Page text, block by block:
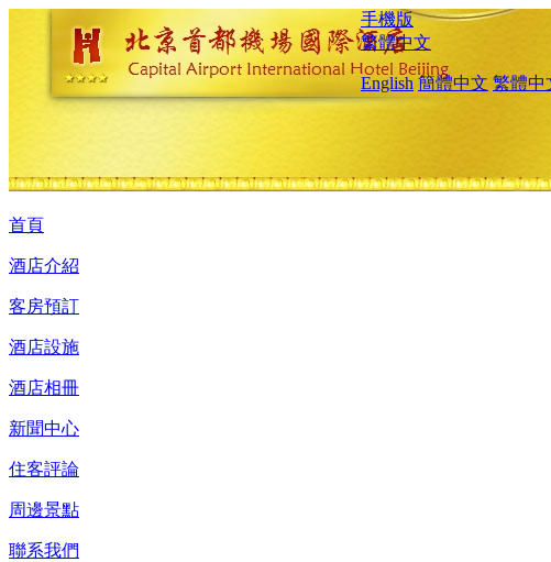
手機版
繁體中文
English 簡體中文 繁體中
首頁
酒店介紹
客房預訂
酒店設施
酒店相冊
新聞中心
住客評論
周邊景點
聯系我們